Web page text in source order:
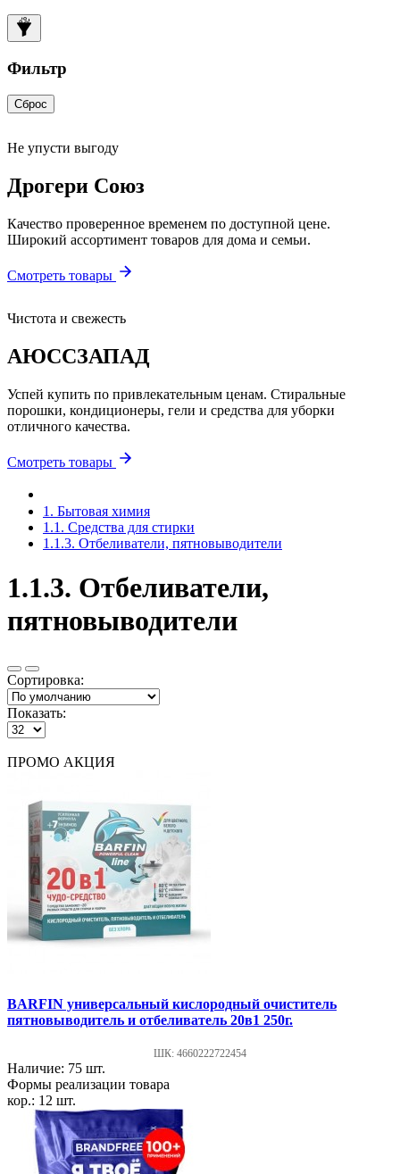
Фильтр
Сброс
Не упусти выгоду
Дрогери Союз
Качество проверенное временем по доступной цене.
Широкий ассортимент товаров для дома и семьи.
Смотреть товары
Чистота и свежесть
АЮССЗАПАД
Успей купить по привлекательным ценам. Стиральные
порошки, кондиционеры, гели и средства для уборки
отличного качества.
Смотреть товары
1. Бытовая химия
1.1. Средства для стирки
1.1.3. Отбеливатели, пятновыводители
1.1.3. Отбеливатели,
пятновыводители
Сортировка:
Показать:
ПРОМО АКЦИЯ
BARFIN универсальный кислородный очиститель
пятновыводитель и отбеливатель 20в1 250г.
ШК: 4660222722454
Наличие: 75 шт.
Формы реализации товара
кор.: 12 шт.